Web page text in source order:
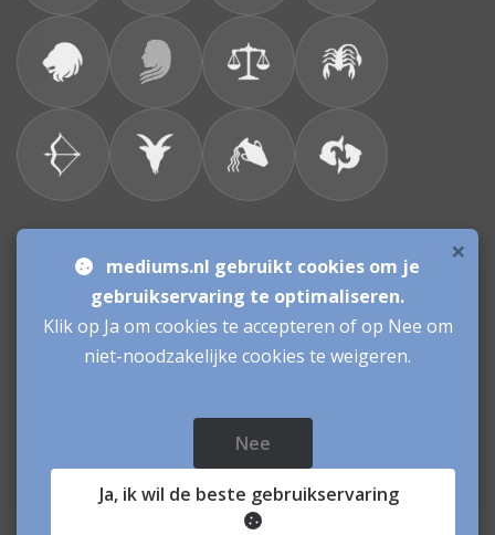
Consulenten
Vacatures Mediums
Werken als Medium
© sinds 2006 - 2026
- mediums Nederland
Paranormale Hulplijn:mediums geven inzicht en
×
mediums.nl gebruikt cookies om je
gebruikservaring te optimaliseren.
Klik op Ja om cookies te accepteren of op Nee om
niet-noodzakelijke cookies te weigeren.
Nee
Ja, ik wil de beste gebruikservaring